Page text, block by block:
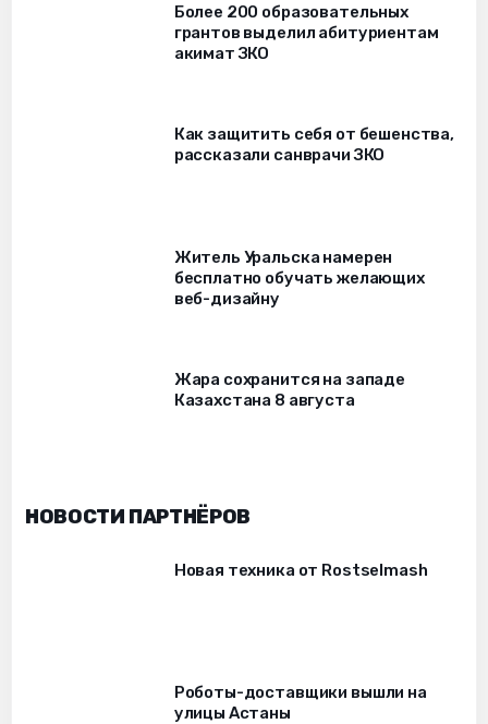
Более 200 образовательных
грантов выделил абитуриентам
акимат ЗКО
Как защитить себя от бешенства,
рассказали санврачи ЗКО
Житель Уральска намерен
бесплатно обучать желающих
веб-дизайну
Жара сохранится на западе
Казахстана 8 августа
НОВОСТИ ПАРТНЁРОВ
Новая техника от Rostselmash
Роботы-доставщики вышли на
улицы Астаны